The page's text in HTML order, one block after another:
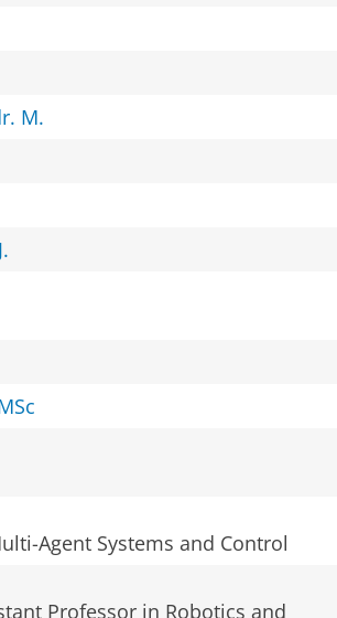
M.
Agent Systems and Control
Professor in Robotics and